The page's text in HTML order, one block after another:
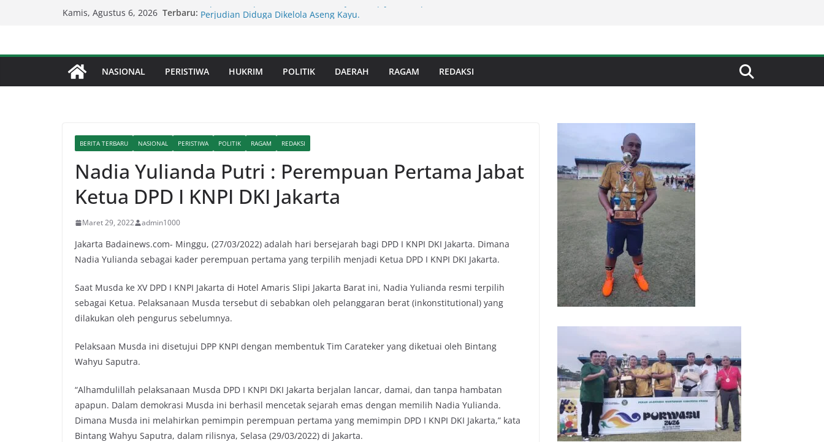
Kamis, Agustus 6, 2026 Terbaru: Lapor Pak Kapolda Sumut ! Cafe Boy Disulap Jadi Tempat
Brahrang Di Kota Binjai Bebas Beroperasi
Kapolda Sumut – Kejati Sumut Teken MoU Wujudkan
NASIONAL PERISTIWA HUKRIM POLITIK DAERAH RAGAM REDAKSI
BERITA TERBARU NASIONAL PERISTIWA POLITIK RAGAM REDAKSI
Nadia Yulianda Putri : Perempuan Pertama Jabat
Ketua DPD I KNPI DKI Jakarta
Maret 29, 2022 admin1000
Jakarta Badainews.com- Minggu, (27/03/2022) adalah hari bersejarah bagi DPD I KNPI DKI Jakarta. Dimana
Nadia Yulianda sebagai kader perempuan pertama yang terpilih menjadi Ketua DPD I KNPI DKI Jakarta.
Saat Musda ke XV DPD I KNPI Jakarta di Hotel Amaris Slipi Jakarta Barat ini, Nadia Yulianda resmi terpilih
sebagai Ketua. Pelaksanaan Musda tersebut di sebabkan oleh pelanggaran berat (inkonstitutional) yang
dilakukan oleh pengurus sebelumnya.
Pelaksaan Musda ini disetujui DPP KNPI dengan membentuk Tim Carateker yang diketuai oleh Bintang
Wahyu Saputra.
“Alhamdulillah pelaksanaan Musda DPD I KNPI DKI Jakarta berjalan lancar, damai, dan tanpa hambatan
apapun. Dalam demokrasi Musda ini berhasil mencetak sejarah emas dengan memilih Nadia Yulianda.
Dimana Musda ini melahirkan pemimpin perempuan pertama yang memimpin DPD I KNPI DKI Jakarta,” kata
Bintang Wahyu Saputra, dalam rilisnya, Selasa (29/03/2022) di Jakarta.